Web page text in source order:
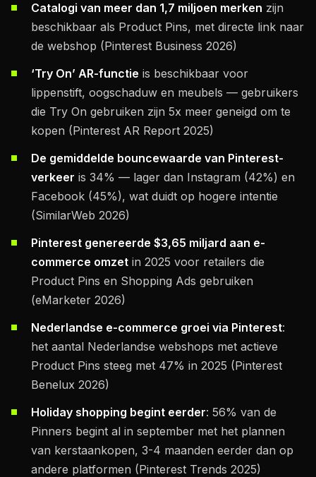
Catalogi van meer dan 1,7 miljoen merken zijn
beschikbaar als Product Pins, met directe link naar
de webshop (Pinterest Business 2026)
‘Try On’ AR-functie is beschikbaar voor
lippenstift, oogschaduw en meubels — gebruikers
die Try On gebruiken zijn 5x meer geneigd om te
kopen (Pinterest AR Report 2025)
De gemiddelde bouncewaarde van Pinterest-
verkeer is 34% — lager dan Instagram (42%) en
Facebook (45%), wat duidt op hogere intentie
(SimilarWeb 2026)
Pinterest genereerde $3,65 miljard aan e-
commerce omzet in 2025 voor retailers die
Product Pins en Shopping Ads gebruiken
(eMarketer 2026)
Nederlandse e-commerce groei via Pinterest:
het aantal Nederlandse webshops met actieve
Product Pins steeg met 47% in 2025 (Pinterest
Benelux 2026)
Holiday shopping begint eerder: 56% van de
Pinners begint al in september met het plannen
van kerstaankopen, 3-4 maanden eerder dan op
andere platformen (Pinterest Trends 2025)